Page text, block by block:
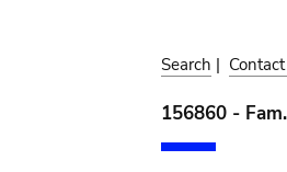
Search |
156860 -